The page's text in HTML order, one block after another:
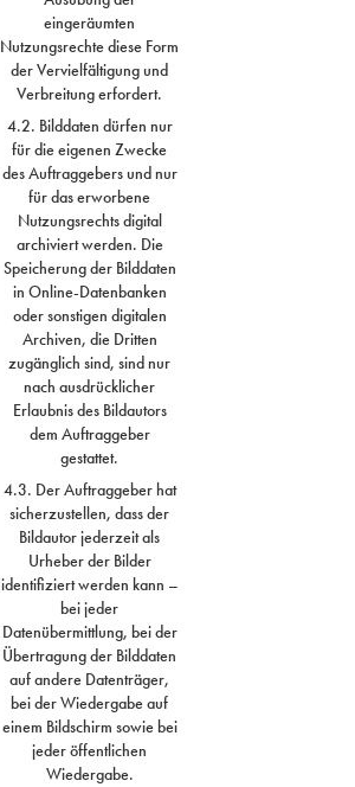
eingeräumten
Nutzungsrechte diese Form
der Vervielfältigung und
Verbreitung erfordert.
4.2. Bilddaten dürfen nur
für die eigenen Zwecke
des Auftraggebers und nur
für das erworbene
Nutzungsrechts digital
archiviert werden. Die
Speicherung der Bilddaten
in Online-Datenbanken
oder sonstigen digitalen
Archiven, die Dritten
zugänglich sind, sind nur
nach ausdrücklicher
Erlaubnis des Bildautors
dem Auftraggeber
gestattet.
4.3. Der Auftraggeber hat
sicherzustellen, dass der
Bildautor jederzeit als
Urheber der Bilder
identifiziert werden kann –
bei jeder
Datenübermittlung, bei der
Übertragung der Bilddaten
auf andere Datenträger,
bei der Wiedergabe auf
einem Bildschirm sowie bei
jeder öffentlichen
Wiedergabe.